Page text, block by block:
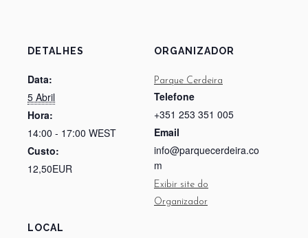
DETALHES
Data:
5 Abril
Hora:
14:00 - 17:00 WEST
Custo:
12,50EUR
LOCAL
ORGANIZADOR
Parque Cerdeira
Telefone
+351 253 351 005
Email
info@parquecerdeira.co
m
Exibir site do
Organizador